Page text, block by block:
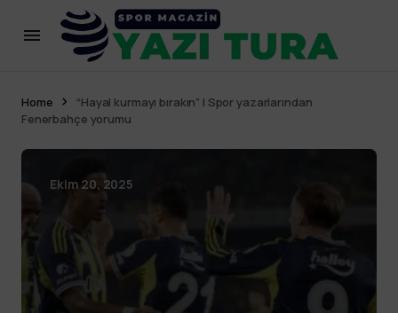
Home
“Hayal kurmayı bırakın” | Spor yazarlarından
Fenerbahçe yorumu
Ekim 20, 2025